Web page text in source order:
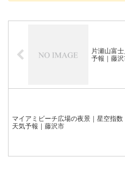
片瀬山富
予報｜藤
マイアミビーチ広場の夜景｜星空指数
天気予報｜藤沢市